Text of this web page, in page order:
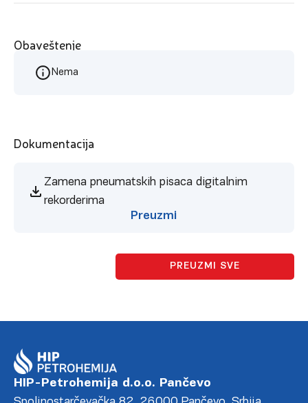
Obaveštenje
Nema
Dokumentacija
Zamena pneumatskih pisaca digitalnim
rekorderima
Preuzmi
PREUZMI SVE
HIP-Petrohemija d.o.o. Pančevo